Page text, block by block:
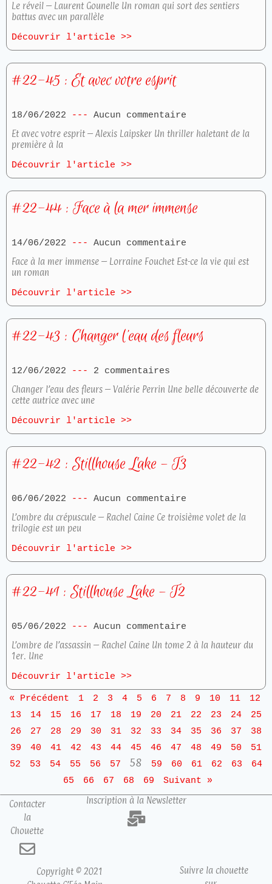
Le réveil – Laurent Gounelle Un roman qui sort des sentiers
battus avec un parallèle
Découvrir l'article >>
#22-45 : Et avec votre esprit
18/06/2022
Aucun commentaire
Et avec votre esprit – Alexis Laipsker Un thriller haletant de la
première à la
Découvrir l'article >>
#22-44 : Face à la mer immense
14/06/2022
Aucun commentaire
Face à la mer immense – Lorraine Fouchet Est-ce la vie qui est
un roman
Découvrir l'article >>
#22-43 : Changer l’eau des fleurs
12/06/2022
2 commentaires
Changer l’eau des fleurs – Valérie Perrin Une belle découverte de
cette autrice avec une
Découvrir l'article >>
#22-42 : Stillhouse Lake – T3
06/06/2022
Aucun commentaire
L’ombre du crépuscule – Rachel Caine Ce troisième volet de la
trilogie est un peu
Découvrir l'article >>
#22-41 : Stillhouse Lake – T2
05/06/2022
Aucun commentaire
L’ombre de l’assassin – Rachel Caine Un tome 2 à la hauteur du
1er. Une
Découvrir l'article >>
« Précédent 1 2 3 4 5 6 7 8 9 10 11
12
13
14 15 16 17 18 19 20 21 22 23 24
25
26
27 28 29 30 31 32 33 34 35 36 37
38
39
40 41 42 43 44 45 46 47 48 49 50
51
52
53 54 55 56 57 58 59 60 61 62 63
64
65
66 67 68 69 Suivant »
Contacter
la
Chouette
Inscription à la Newsletter
Copyright © 2021
Suivre la chouette